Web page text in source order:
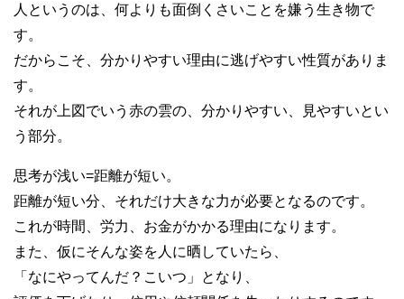
人というのは、何よりも面倒くさいことを嫌う生き物で
す。
だからこそ、分かりやすい理由に逃げやすい性質がありま
す。
それが上図でいう赤の雲の、分かりやすい、見やすいとい
う部分。
思考が浅い=距離が短い。
距離が短い分、それだけ大きな力が必要となるのです。
これが時間、労力、お金がかかる理由になります。
また、仮にそんな姿を人に晒していたら、
「なにやってんだ？こいつ」となり、